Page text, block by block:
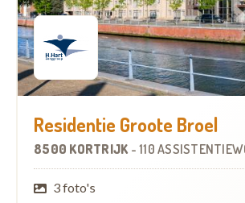
Residentie Groote Broel
8500 KORTRIJK - 110
3 foto's